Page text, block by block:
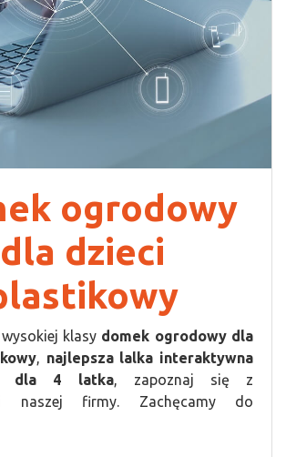
ogrodowy
dla dzieci
klasy domek ogrodowy dla
, najlepsza lalka interaktywna
dla 4 latka, zapoznaj się z
naszej firmy. Zachęcamy do